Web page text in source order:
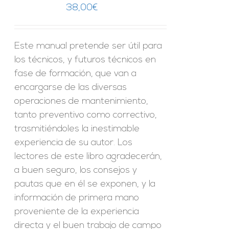
38,00€
Este manual pretende ser útil para
los técnicos, y futuros técnicos en
fase de formación, que van a
encargarse de las diversas
operaciones de mantenimiento,
tanto preventivo como correctivo,
trasmitiéndoles la inestimable
experiencia de su autor. Los
lectores de este libro agradecerán,
a buen seguro, los consejos y
pautas que en él se exponen, y la
información de primera mano
proveniente de la experiencia
directa y el buen trabajo de campo